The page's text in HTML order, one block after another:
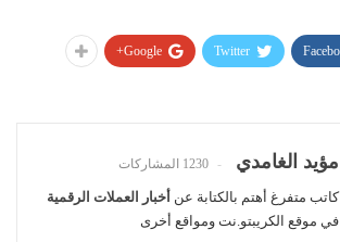
Twitter
Google+
مؤيد الغامدي 1230 المشاركات
كاتب متفرغ أهتم بالكتابة عن أخبار العملات الرقمية
في موقع الكريبتو.نت ومواقع أخرى